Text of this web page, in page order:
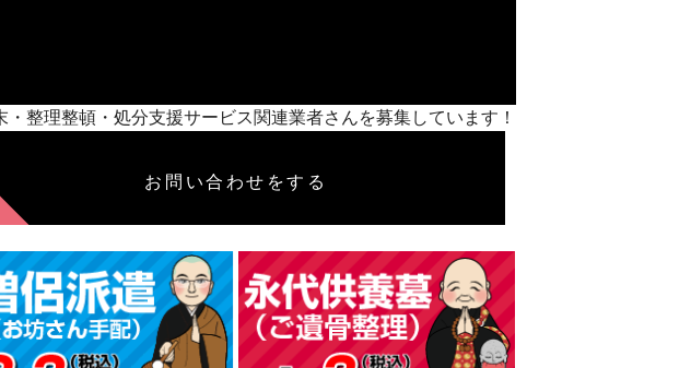
整理整頓・処分支援サービス関連業者さんを募集しています！
お問い合わせをする